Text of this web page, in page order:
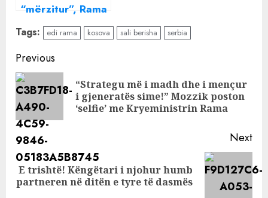
“mërzitur”, Rama
pret gjermanët
zbathur: Kosova,
Putini dhe
Ballkani i Hapur
Tags: edi rama kosova sali berisha serbia
Continue
Reading
Previous
“Strategu më i madh dhe i mençur
i gjeneratës sime!” Mozzik poston
‘selfie’ me Kryeministrin Rama
Next
Next
post:
E trishtë! Këngëtari i njohur humb
partneren në ditën e tyre të dasmës